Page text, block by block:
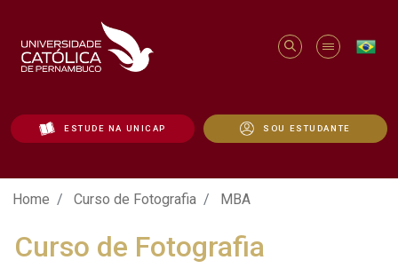
ESTUDE NA UNICAP SOU ESTUDANTE
Curso de Fotografia | MBA - Unicap
Home Curso de Fotografia MBA
Curso de Fotografia